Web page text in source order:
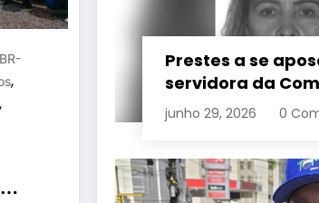
BR-
,
Prestes a se
servidora da
atropelada por
entra em
junho 29, 2026 0